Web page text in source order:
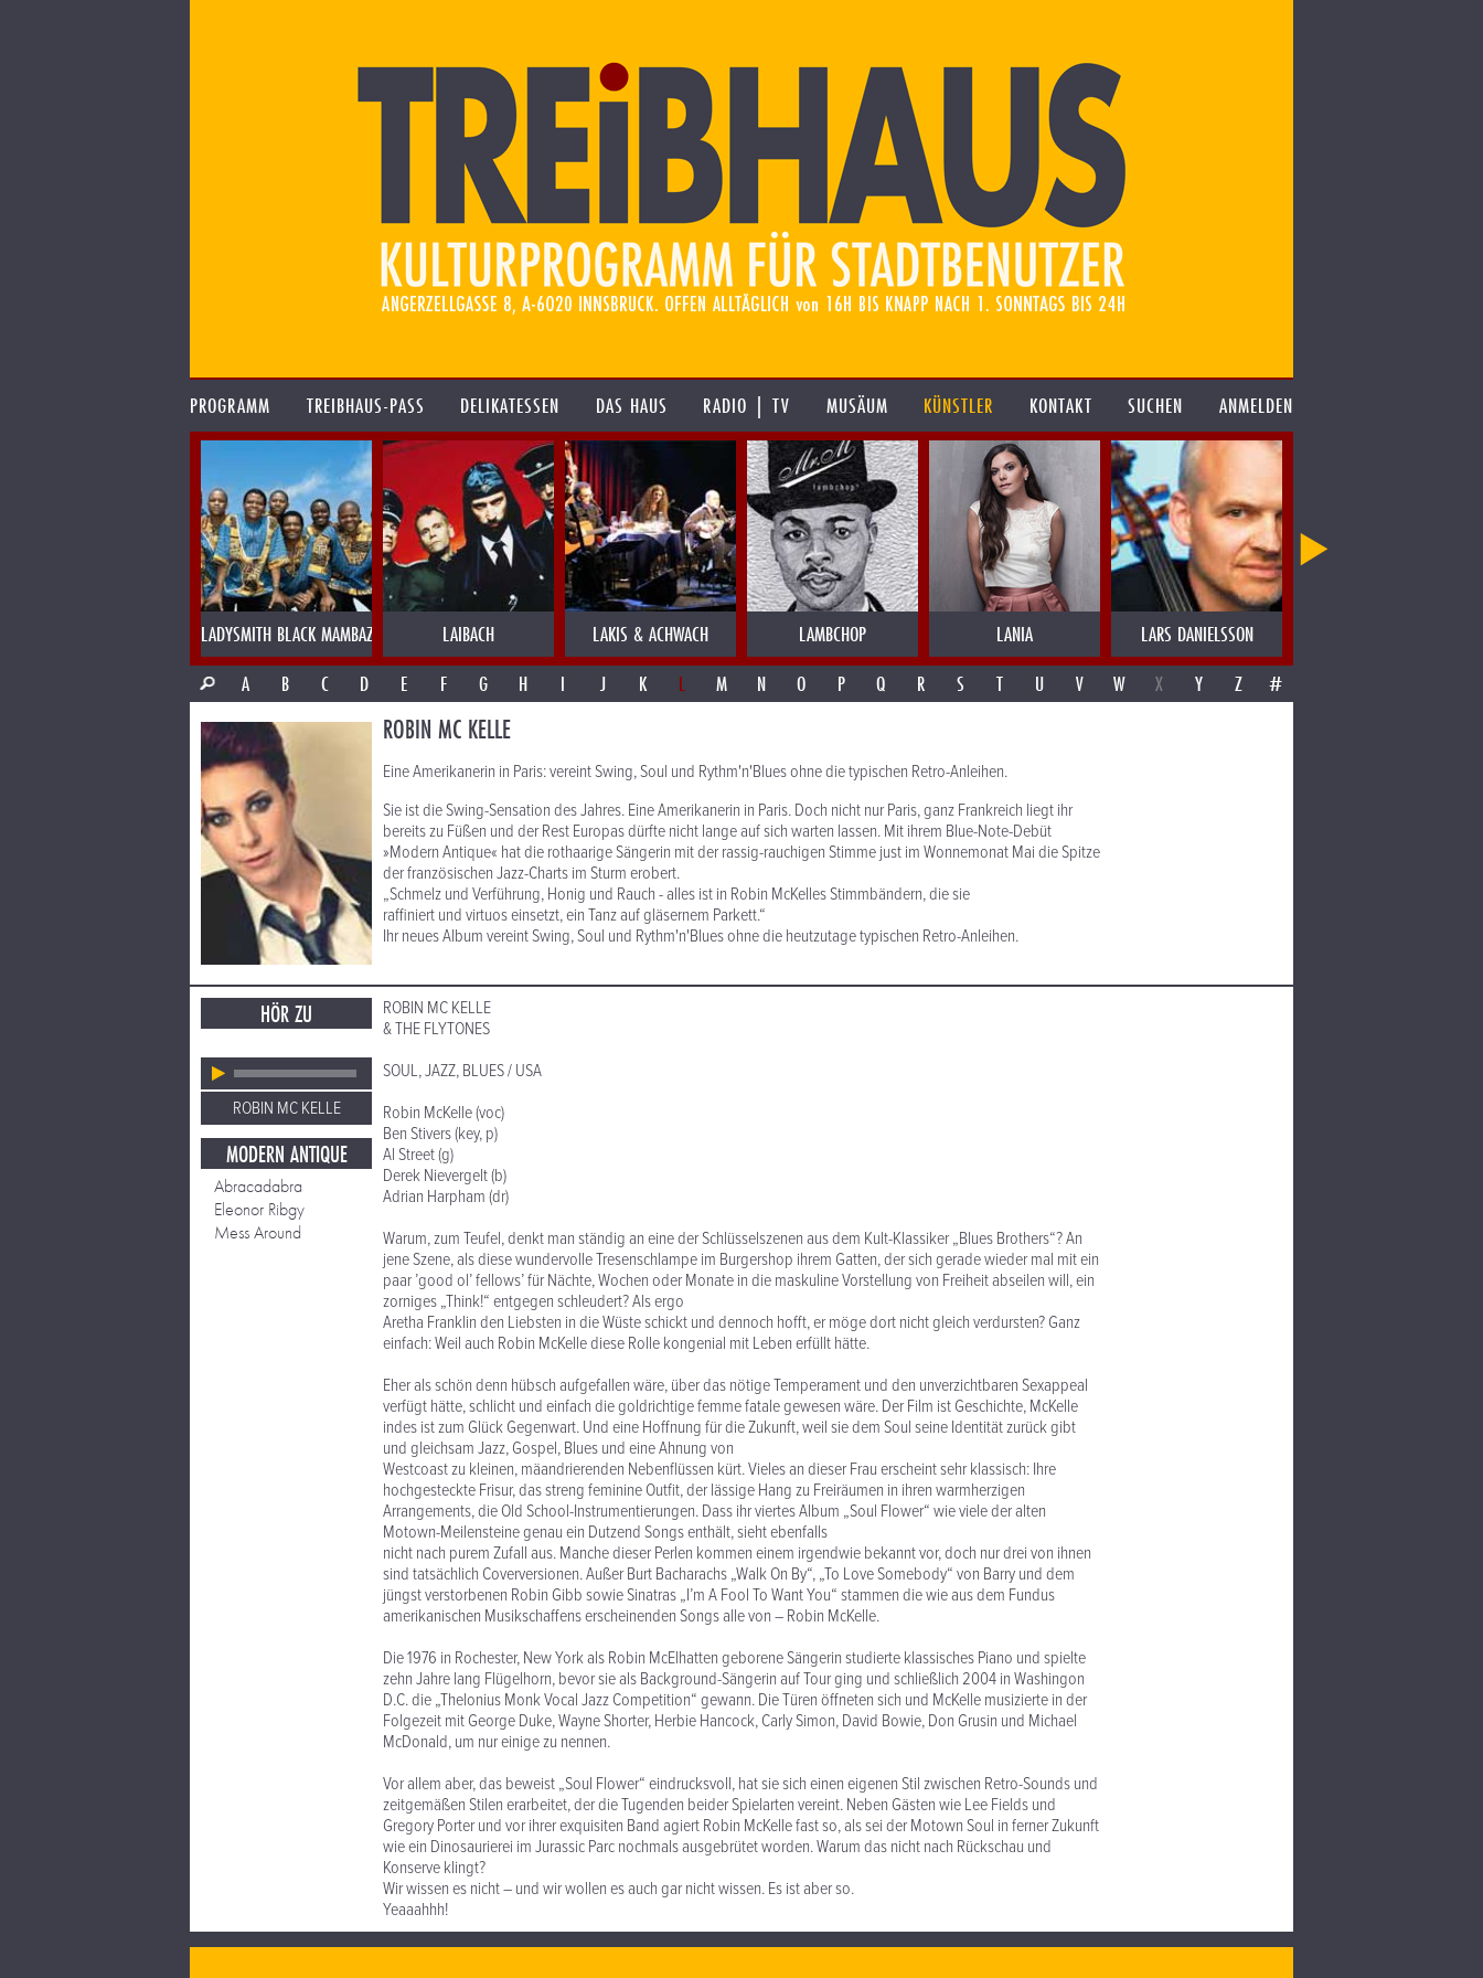
PROGRAMM TREIBHAUS-PASS DELIKATESSEN DAS HAUS RADIO | TV MUSÄUM KÜNSTLER KONTAKT SUCHEN ANMELDEN
LADYSMITH BLACK MAMBAZO LAIBACH LAKIS & ACHWACH LAMBCHOP LANIA LARS DANIELSSON
A
B C D E F G H I J K L M N O P Q R S T U V W X Y Z #
ROBIN MC KELLE
Eine Amerikanerin in Paris: vereint Swing, Soul und Rythm'n'Blues ohne die typischen Retro-Anleihen.
Sie ist die Swing-Sensation des Jahres. Eine Amerikanerin in Paris. Doch nicht nur Paris, ganz Frankreich liegt ihr
bereits zu Füßen und der Rest Europas dürfte nicht lange auf sich warten lassen. Mit ihrem Blue-Note-Debüt
»Modern Antique« hat die rothaarige Sängerin mit der rassig-rauchigen Stimme just im Wonnemonat Mai die Spitze
der französischen Jazz-Charts im Sturm erobert.
„Schmelz und Verführung, Honig und Rauch - alles ist in Robin McKelles Stimmbändern, die sie
raffiniert und virtuos einsetzt, ein Tanz auf gläsernem Parkett.“
Ihr neues Album vereint Swing, Soul und Rythm'n'Blues ohne die heutzutage typischen Retro-Anleihen.
HÖR ZU
ROBIN MC KELLE
MODERN ANTIQUE
Abracadabra
Eleonor Ribgy
Mess Around
ROBIN MC KELLE
& THE FLYTONES
SOUL, JAZZ, BLUES / USA
Robin McKelle (voc)
Ben Stivers (key, p)
Al Street (g)
Derek Nievergelt (b)
Adrian Harpham (dr)
Warum, zum Teufel, denkt man ständig an eine der Schlüsselszenen aus dem Kult-Klassiker „Blues Brothers“? An
jene Szene, als diese wundervolle Tresenschlampe im Burgershop ihrem Gatten, der sich gerade wieder mal mit ein
paar ’good ol’ fellows’ für Nächte, Wochen oder Monate in die maskuline Vorstellung von Freiheit abseilen will, ein
zorniges „Think!“ entgegen schleudert? Als ergo
Aretha Franklin den Liebsten in die Wüste schickt und dennoch hofft, er möge dort nicht gleich verdursten? Ganz
einfach: Weil auch Robin McKelle diese Rolle kongenial mit Leben erfüllt hätte.
Eher als schön denn hübsch aufgefallen wäre, über das nötige Temperament und den unverzichtbaren Sexappeal
verfügt hätte, schlicht und einfach die goldrichtige femme fatale gewesen wäre. Der Film ist Geschichte, McKelle
indes ist zum Glück Gegenwart. Und eine Hoffnung für die Zukunft, weil sie dem Soul seine Identität zurück gibt
und gleichsam Jazz, Gospel, Blues und eine Ahnung von
Westcoast zu kleinen, mäandrierenden Nebenflüssen kürt. Vieles an dieser Frau erscheint sehr klassisch: Ihre
hochgesteckte Frisur, das streng feminine Outfit, der lässige Hang zu Freiräumen in ihren warmherzigen
Arrangements, die Old School-Instrumentierungen. Dass ihr viertes Album „Soul Flower“ wie viele der alten
Motown-Meilensteine genau ein Dutzend Songs enthält, sieht ebenfalls
nicht nach purem Zufall aus. Manche dieser Perlen kommen einem irgendwie bekannt vor, doch nur drei von ihnen
sind tatsächlich Coverversionen. Außer Burt Bacharachs „Walk On By“, „To Love Somebody“ von Barry und dem
jüngst verstorbenen Robin Gibb sowie Sinatras „I’m A Fool To Want You“ stammen die wie aus dem Fundus
amerikanischen Musikschaffens erscheinenden Songs alle von – Robin McKelle.
Die 1976 in Rochester, New York als Robin McElhatten geborene Sängerin studierte klassisches Piano und spielte
zehn Jahre lang Flügelhorn, bevor sie als Background-Sängerin auf Tour ging und schließlich 2004 in Washingon
D.C. die „Thelonius Monk Vocal Jazz Competition“ gewann. Die Türen öffneten sich und McKelle musizierte in der
Folgezeit mit George Duke, Wayne Shorter, Herbie Hancock, Carly Simon, David Bowie, Don Grusin und Michael
McDonald, um nur einige zu nennen.
Vor allem aber, das beweist „Soul Flower“ eindrucksvoll, hat sie sich einen eigenen Stil zwischen Retro-Sounds und
zeitgemäßen Stilen erarbeitet, der die Tugenden beider Spielarten vereint. Neben Gästen wie Lee Fields und
Gregory Porter und vor ihrer exquisiten Band agiert Robin McKelle fast so, als sei der Motown Soul in ferner Zukunft
wie ein Dinosaurierei im Jurassic Parc nochmals ausgebrütet worden. Warum das nicht nach Rückschau und
Konserve klingt?
Wir wissen es nicht – und wir wollen es auch gar nicht wissen. Es ist aber so.
Yeaaahhh!